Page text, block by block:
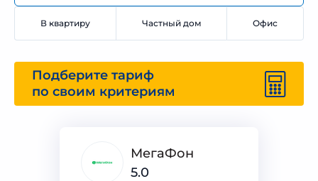
В квартиру Частный дом Офис
Подберите тариф
по своим критериям
МегаФон
5.0